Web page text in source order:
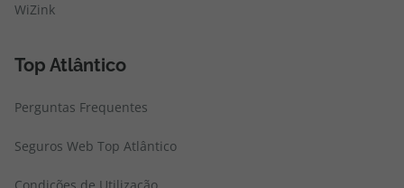
WiZink
Top Atlântico
Perguntas Frequentes
Seguros Web Top Atlântico